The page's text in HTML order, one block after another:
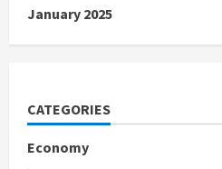
January 2025
CATEGORIES
Economy